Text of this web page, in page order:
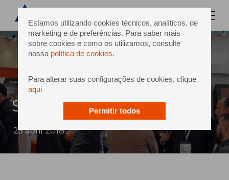
Estamos utilizando cookies técnicos, analíticos, de
marketing e de preferências. Para saber mais
sobre cookies e como os utilizamos, consulte
nossa política de cookies.
Para alterar suas configurações de cookies, clique
aqui
Permitir todos
Sidel at Djazagro
25 abril 2018